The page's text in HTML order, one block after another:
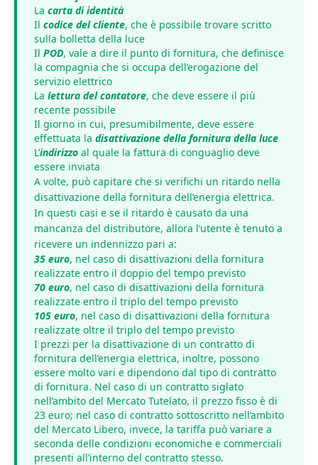
La carta di identità
Il codice del cliente, che è possibile trovare scritto
sulla bolletta della luce
Il POD, vale a dire il punto di fornitura, che definisce
la compagnia che si occupa dell’erogazione del
servizio elettrico
La lettura del contatore, che deve essere il più
recente possibile
Il giorno in cui, presumibilmente, deve essere
effettuata la disattivazione della fornitura della luce
L’indirizzo al quale la fattura di conguaglio deve
essere inviata
A volte, può capitare che si verifichi un ritardo nella
disattivazione della fornitura dell’energia elettrica.
In questi casi e se il ritardo è causato da una
mancanza del distributore, allora l’utente è tenuto a
ricevere un indennizzo pari a:
35 euro, nel caso di disattivazioni della fornitura
realizzate entro il doppio del tempo previsto
70 euro, nel caso di disattivazioni della fornitura
realizzate entro il triplo del tempo previsto
105 euro, nel caso di disattivazioni della fornitura
realizzate oltre il triplo del tempo previsto
I prezzi per la disattivazione di un contratto di
fornitura dell’energia elettrica, inoltre, possono
essere molto vari e dipendono dal tipo di contratto
di fornitura. Nel caso di un contratto siglato
nell’ambito del Mercato Tutelato, il prezzo fisso è di
23 euro; nel caso di contratto sottoscritto nell’ambito
del Mercato Libero, invece, la tariffa può variare a
seconda delle condizioni economiche e commerciali
presenti all’interno del contratto stesso.